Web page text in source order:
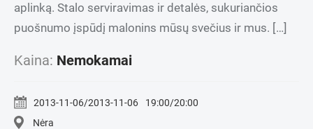
aplinką. Stalo serviravimas ir detalės, sukuriančios
puošnumo įspūdį malonins mūsų svečius ir mus. […]
Kaina: Nemokamai
2013-11-06/2013-11-06
19:00/20:00
Nėra